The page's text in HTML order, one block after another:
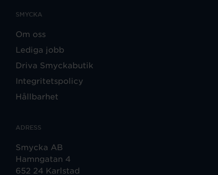
SMYCKA
Om oss
Lediga jobb
Driva Smyckabutik
Integritetspolicy
Hållbarhet
ADRESS
Smycka AB
Hamngatan 4
652 24 Karlstad